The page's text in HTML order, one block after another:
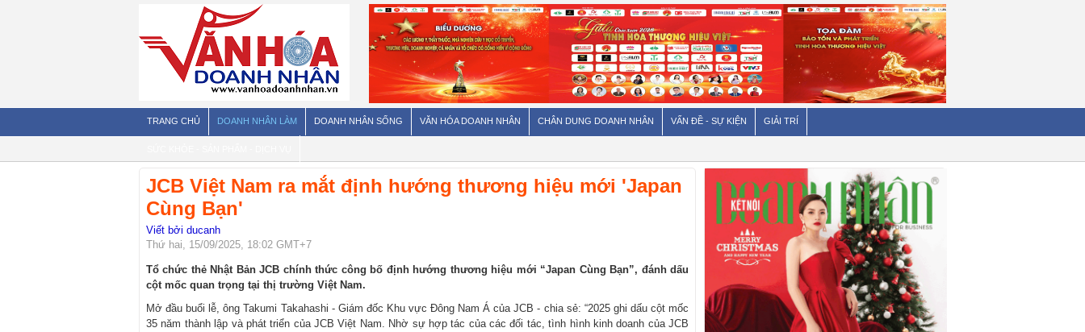
TRANG CHỦ DOANH NHÂN LÀM DOANH NHÂN SỐNG VĂN HÓA DOANH NHÂN CHÂN DUNG DOANH NHÂN VẤN ĐỀ - SỰ KIỆN GIẢI TRÍ
JCB Việt Nam ra mắt định hướng thương hiệu mới 'Japan
Cùng Bạn'
Viết bởi ducanh
Thứ hai, 15/09/2025, 18:02 GMT+7
Tổ chức thẻ Nhật Bản JCB chính thức công bố định hướng thương hiệu mới “Japan Cùng Bạn”, đánh dấu
cột mốc quan trọng tại thị trường Việt Nam.
Mở đầu buổi lễ, ông Takumi Takahashi - Giám đốc Khu vực Đông Nam Á của JCB - chia sẻ: “2025 ghi dấu cột mốc
35 năm thành lập và phát triển của JCB Việt Nam. Nhờ sự hợp tác của các đối tác, tình hình kinh doanh của JCB